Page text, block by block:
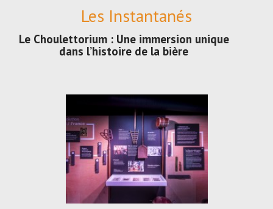
Les Instantanés
Le Choulettorium : Une immersion unique
dans l’histoire de la bière